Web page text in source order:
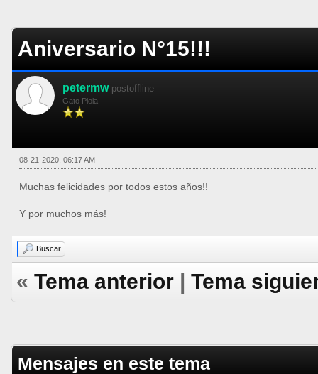
Aniversario N°15!!!
petermw postoffline
Gato Piola
08-21-2020, 06:17 AM
Muchas felicidades por todos estos años!!
Y por muchos más!
Buscar
« Tema anterior | Tema
Mensajes en este tema